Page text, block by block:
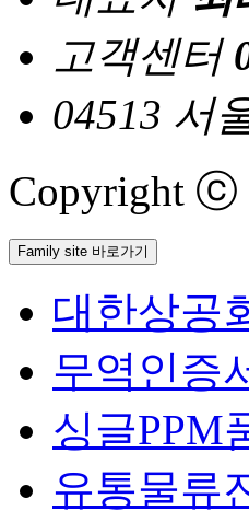
고객센터
04513 서
Copyright ⓒ
Family site 바로가기
대한상공
무역인증
싱글PPM
유통물류